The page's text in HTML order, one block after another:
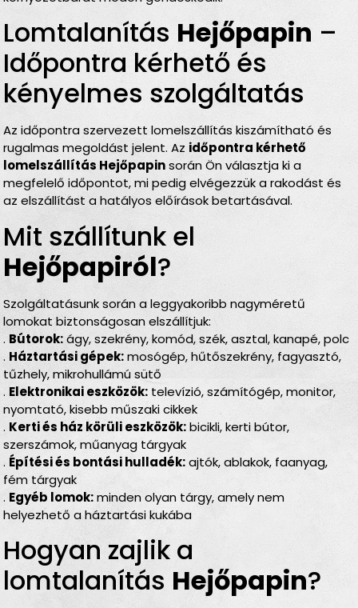
Lomtalanítás Hejőpapin –
Időpontra kérhető és
kényelmes szolgáltatás
Az időpontra szervezett lomelszállítás kiszámítható és
rugalmas megoldást jelent. Az időpontra kérhető
lomelszállítás Hejőpapinsorán Ön választja ki a
megfelelő időpontot, mi pedig elvégezzük a rakodást és
az elszállítást a hatályos előírások betartásával.
Mit szállítunk el
Hejőpapiról?
Szolgáltatásunk során a leggyakoribb nagyméretű
lomokat biztonságosan elszállítjuk:
. Bútorok:ágy, szekrény, komód, szék, asztal, kanapé, polc
. Háztartási gépek:mosógép, hűtőszekrény, fagyasztó,
tűzhely, mikrohullámú sütő
. Elektronikai eszközök: televízió, számítógép, monitor,
nyomtató, kisebb műszaki cikkek
. Kerti és ház körüli eszközök:bicikli, kerti bútor,
szerszámok, műanyag tárgyak
. Építési és bontási hulladék:ajtók, ablakok, faanyag,
fém tárgyak
. Egyéb lomok:minden olyan tárgy, amely nem
helyezhető a háztartási kukába
Hogyan zajlik a
lomtalanítás Hejőpapin?